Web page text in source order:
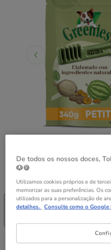
Quantidades: 20 sticks
10 sticks
Sem Stock
10.99€
20 sticks
Sem Stock
21.79€
Preço 21.79€, 64.09 EUR
21.79€ (64.09€ / kg)
De todos os nossos doces,
🐶🍪
Utilizamos cookies próprios e de
memorizar as suas preferências. Os
utilizados para a personalização de
detalhes. Consulte como o Google